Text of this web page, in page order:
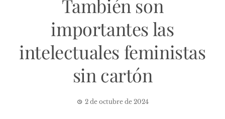
También son
importantes las
intelectuales feministas
sin cartón
2 de octubre de 2024